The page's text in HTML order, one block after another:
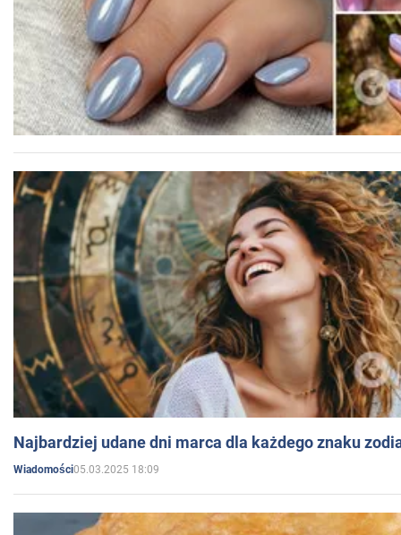
Najbardziej udane dni marca dla każdego znaku
Wiadomości05.03.2025 18:09